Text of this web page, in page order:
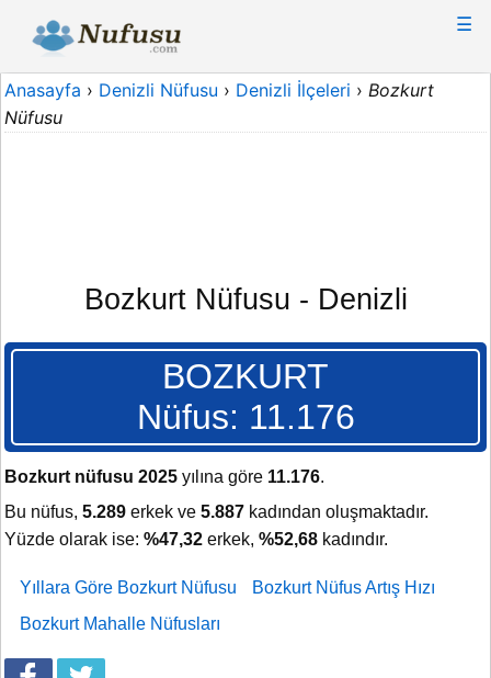
☰
Anasayfa › Denizli Nüfusu › Denizli İlçeleri › Bozkurt
Nüfusu
Bozkurt Nüfusu - Denizli
BOZKURT
Nüfus: 11.176
Bozkurt nüfusu 2025 yılına göre 11.176.
Bu nüfus, 5.289 erkek ve 5.887 kadından oluşmaktadır.
Yüzde olarak ise: %47,32 erkek, %52,68 kadındır.
Yıllara Göre Bozkurt Nüfusu
Bozkurt Nüfus Artış Hızı
Bozkurt Mahalle Nüfusları